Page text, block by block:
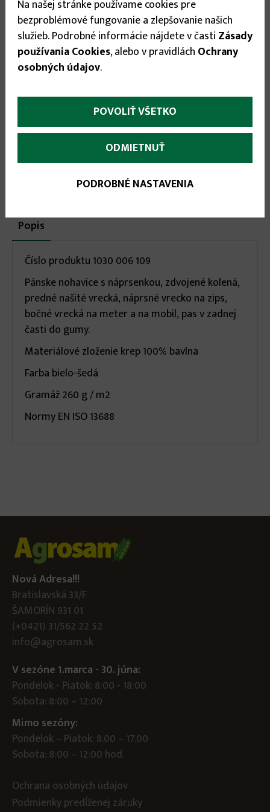
Veľkosť
60
▾
20.95 €
More
infos
Popis
karta)
Číslo produktu 1030 006 109
Pánske nohavice s náprsenkou, zdvojené kolená,
predné našité vrecká, náprsné vrecko na zips,
bočné vrecká na meter a na mobil, pas v zadnej
časti do gumy.
Materiálové zloženie krep 100% bavlna
Farba bielo-šedá
Gramáž 260 g / m2
Normy EN ISO 13688
Nová Adresa!!!
Bratislavská 33/F
ŠAMORÍN 931 01
(+0421) 31/562 22 52
info@agrosam.sk
V sezóne 1.marca - 30. júna:
Pondelok - Piatok: 8:00 - 18:00
Sobota: 8:00 – 12:00
Mimo sezóny:
Pondelok – Piatok: 8.00 – 17.00
Sobota: 8:00 – 12:00 hod.
Ochrana osobných údajov
Podmienky predĺženej záruky
Na našej stránke používame cookies pre
bezproblémové fungovanie a zlepšovanie našich
služieb. Podrobné informácie nájdete v časti Zásady
používania Cookies, alebo v pravidlách Ochrany
osobných údajov.
POVOLIŤ VŠETKO
ODMIETNUŤ
PODROBNÉ NASTAVENIA